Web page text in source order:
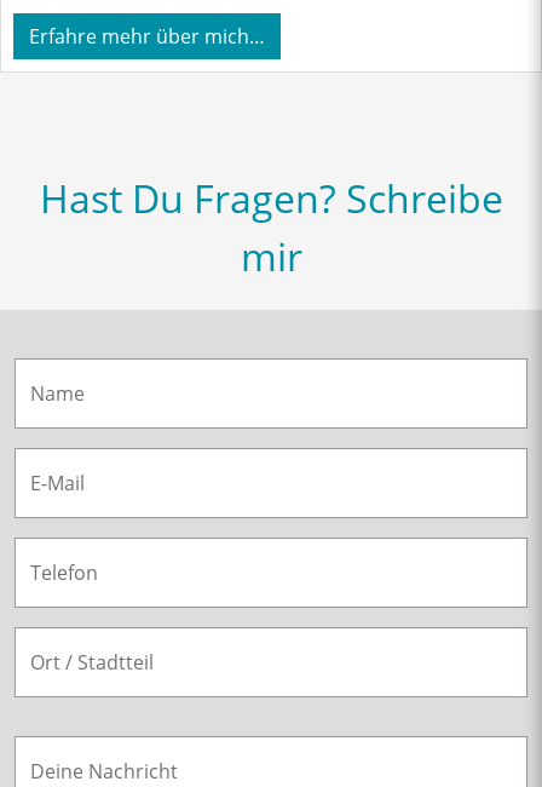
Erfahre mehr über mich…
Hast Du Fragen? Schreibe
mir
Name
E-Mail
Telefon
Ort / Stadtteil
Deine Nachricht